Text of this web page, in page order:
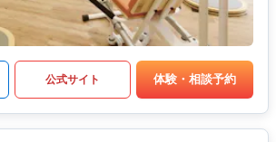
公式サイト 体験・相談予約